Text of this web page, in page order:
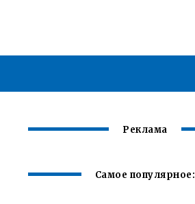
Реклама
Самое популярное: